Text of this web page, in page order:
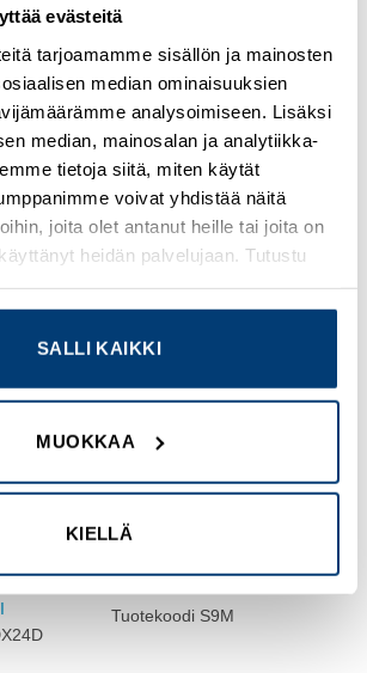
evästeitä
tarjoamamme sisällön ja mainosten
median ominaisuuksien
analysoimiseen. Lisäksi
median, mainosalan ja analytiikka-
tietoja siitä, miten käytät
voivat yhdistää näitä
joita olet antanut heille tai joita on
heidän palvelujaan. Tutustu
SALLI KAIKKI
MUOKKAA
KIELLÄ
tuotteet
wishlist
wishlist
Tuotekoodi S9M